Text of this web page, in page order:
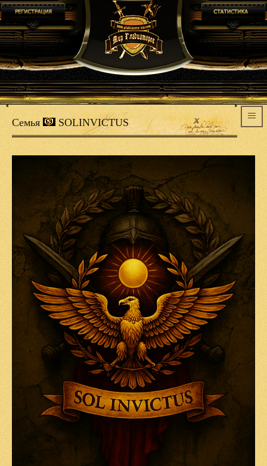
Семья SOLINVICTUS